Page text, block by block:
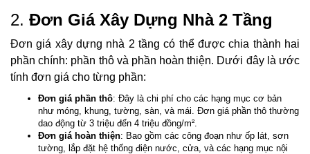
2. Đơn Giá Xây Dựng Nhà 2 Tầng
Đơn giá xây dựng nhà 2 tầng có thể được chia thành hai
phần chính: phần thô và phần hoàn thiện. Dưới đây là ước
tính đơn giá cho từng phần:
Đơn giá phần thô: Đây là chi phí cho các hạng mục cơ bản
như móng, khung, tường, sàn, và mái. Đơn giá phần thô thường
dao động từ 3 triệu đến 4 triệu đồng/m².
Đơn giá hoàn thiện: Bao gồm các công đoạn như ốp lát, sơn
tường, lắp đặt hệ thống điện nước, cửa, và các hạng mục nội